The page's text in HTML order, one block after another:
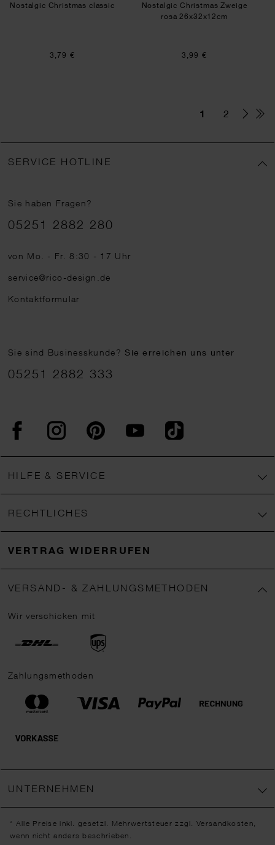
Nostalgic Christmas classic
3,79 €
Nostalgic Christmas Zweige
rosa 26x32x12cm
3,99 €
1 2
SERVICE HOTLINE
Sie haben Fragen?
Telefonnummer
05251 2882 280
von Mo. - Fr. 8:30 - 17 Uhr
service@rico-design.de
Kontaktformular
Sie sind Businesskunde?Sie erreichen uns unter
05251 2882 333
FacebookInstagram PinterestYouTubeTikTok
HILFE & SERVICE
RECHTLICHES
VERTRAG WIDERRUFEN
VERSAND- & ZAHLUNGSMETHODEN
Wir verschicken mit
Zahlungsmethoden
UNTERNEHMEN
* Alle Preise inkl. gesetzl. Mehrwertsteuer zzgl.Versandkosten,
wenn nicht anders beschrieben.